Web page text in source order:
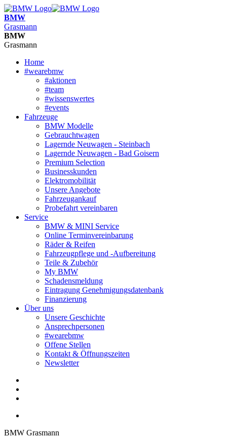
BMW
Grasmann
BMW
Grasmann
Home
#wearebmw
#aktionen
#team
#wissenswertes
#events
Fahrzeuge
BMW Modelle
Gebrauchtwagen
Lagernde Neuwagen - Steinbach
Lagernde Neuwagen - Bad Goisern
Premium Selection
Businesskunden
Elektromobilität
Unsere Angebote
Fahrzeugankauf
Probefahrt vereinbaren
Service
BMW & MINI Service
Online Terminvereinbarung
Räder & Reifen
Fahrzeugpflege und -Aufbereitung
Teile & Zubehör
My BMW
Schadensmeldung
Eintragung Genehmigungsdatenbank
Finanzierung
Über uns
Unsere Geschichte
Ansprechpersonen
#wearebmw
Offene Stellen
Kontakt & Öffnungszeiten
Newsletter
BMW Grasmann